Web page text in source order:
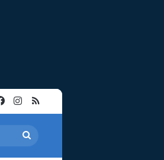
FacebookInstagram
RSS